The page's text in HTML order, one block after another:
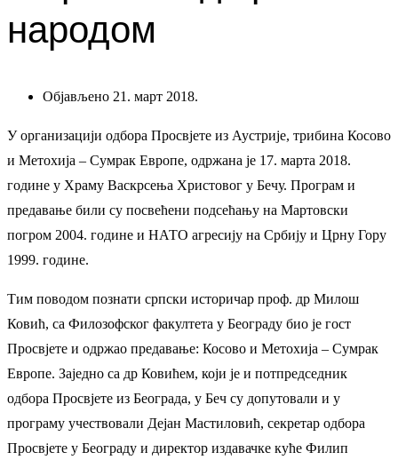
народом
Објављено 21. март 2018.
У организацији одбора Просвјете из Аустрије, трибина Косово
и Метохија – Сумрак Европе, одржана је 17. марта 2018.
године у Храму Васкрсења Христовог у Бечу. Програм и
предавање били су посвећени подсећању на Мартовски
погром 2004. године и НАТО агресију на Србију и Црну Гору
1999. године.
Тим поводом познати српски историчар проф. др Милош
Ковић, са Филозофског факултета у Београду био је гост
Просвјете и одржао предавање: Косово и Метохија – Сумрак
Европе. Заједно са др Ковићем, који је и потпредседник
одбора Просвјете из Београда, у Беч су допутовали и у
програму учествовали Дејан Мастиловић, секретар одбора
Просвјете у Београду и директор издавачке куће Филип